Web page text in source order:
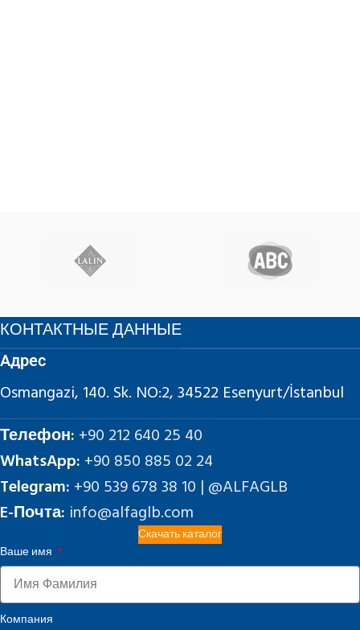
КОНТАКТНЫЕ ДАННЫЕ
Адрес
Osmangazi, 140. Sk. NO:2, 34522 Esenyurt/İstanbul
Телефон: +90 212 640 25 40
WhatsApp: +90 850 885 02 24
Telegram: +90 539 678 38 10 | @ALFAGLB
E-Почта: info@alfaglb.com
Скачать каталог
Ваше имя
Компания